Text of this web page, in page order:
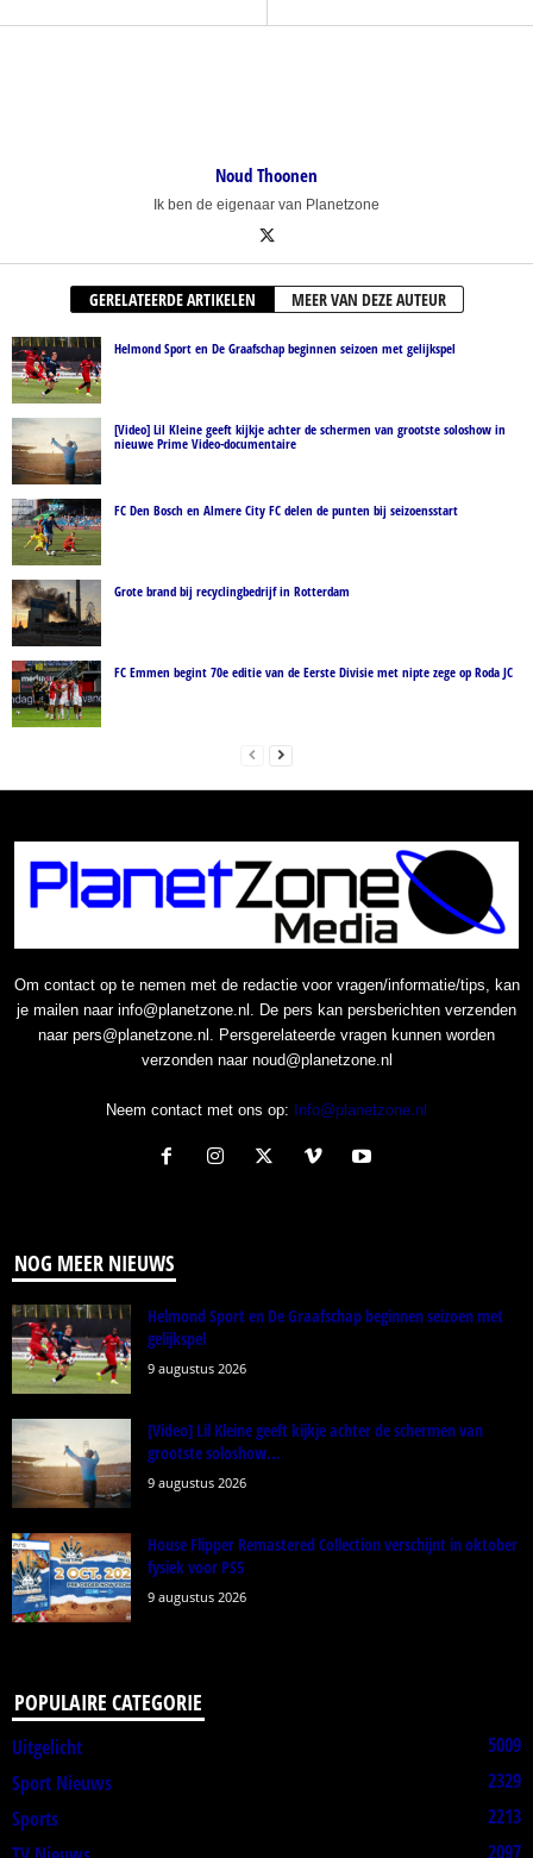
Noud Thoonen
Ik ben de eigenaar van Planetzone
GERELATEERDE ARTIKELEN MEER VAN DEZE AUTEUR
Helmond Sport en De Graafschap beginnen seizoen met gelijkspel
[Video] Lil Kleine geeft kijkje achter de schermen van grootste soloshow in
nieuwe Prime Video-documentaire
FC Den Bosch en Almere City FC delen de punten bij seizoensstart
Grote brand bij recyclingbedrijf in Rotterdam
FC Emmen begint 70e editie van de Eerste Divisie met nipte zege op Roda JC
Om contact op te nemen met de redactie voor vragen/informatie/tips, kan
je mailen naar info@planetzone.nl. De pers kan persberichten verzenden
naar pers@planetzone.nl. Persgerelateerde vragen kunnen worden
verzonden naar noud@planetzone.nl
Neem contact met ons op: Info@planetzone.nl
NOG MEER NIEUWS
Helmond Sport en De Graafschap beginnen seizoen met
gelijkspel
9 augustus 2026
[Video] Lil Kleine geeft kijkje achter de schermen van
grootste soloshow...
9 augustus 2026
House Flipper Remastered Collection verschijnt in oktober
fysiek voor PS5
9 augustus 2026
POPULAIRE CATEGORIE
Uitgelicht
5009
Sport Nieuws
2329
Sports
2213
2097